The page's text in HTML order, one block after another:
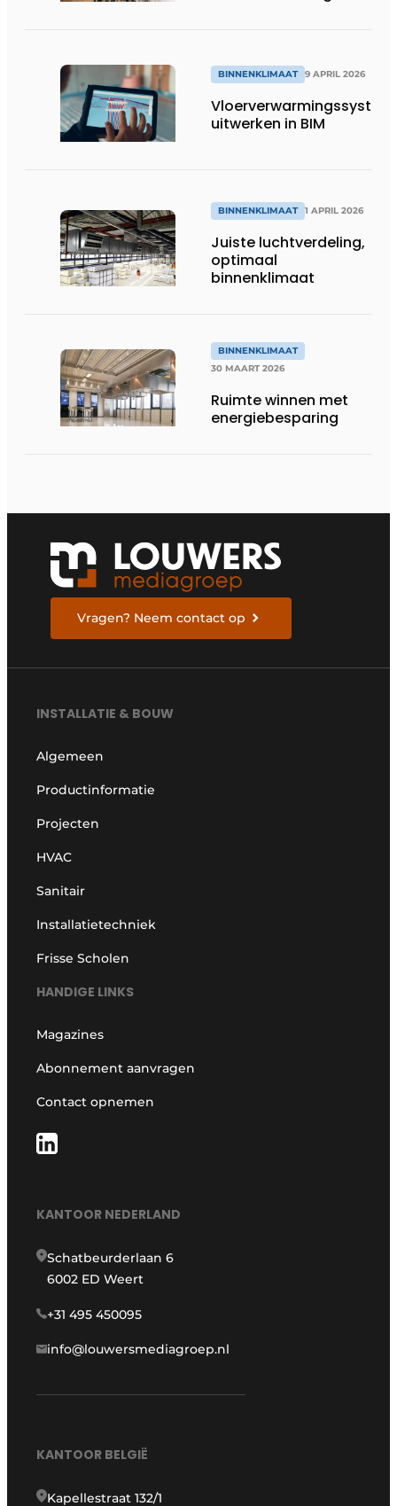
BINNENKLIMAAT 9 APRIL 2026
uitwerken in BIM
BINNENKLIMAAT 1 APRIL 2026
Juiste luchtverdeling,
optimaal
binnenklimaat
BINNENKLIMAAT
30 MAART 2026
Ruimte winnen met
energiebesparing
Vragen? Neem contact op
INSTALLATIE & BOUW
Algemeen
Productinformatie
Projecten
HVAC
Sanitair
Installatietechniek
Frisse Scholen
HANDIGE LINKS
Magazines
Abonnement aanvragen
Contact opnemen
KANTOOR NEDERLAND
Schatbeurderlaan 6
6002 ED Weert
+31 495 450095
info@louwersmediagroep.nl
KANTOOR BELGIË
Kapellestraat 132/1